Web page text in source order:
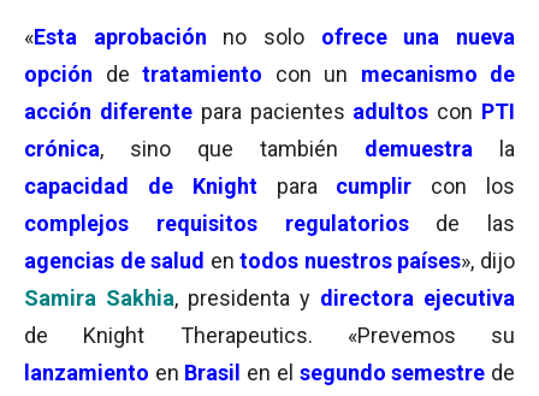
«Esta aprobación no solo ofrece una nueva
opción de tratamiento con un mecanismo de
acción diferente para pacientes adultos con PTI
crónica, sino que también demuestra
la
capacidad de Knight para cumplir con los
complejos requisitos regulatoriosde las
agencias de salud entodos nuestros países», dijo
Samira Sakhia, presidenta y directora ejecutiva
de Knight Therapeutics. «Prevemos su
lanzamiento en Brasil en el segundo semestre de